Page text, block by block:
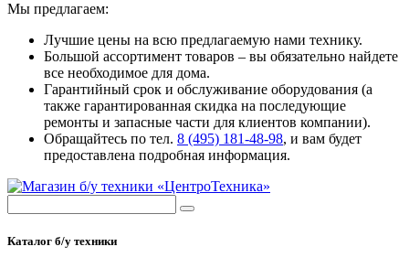
Мы предлагаем:
Лучшие цены на всю предлагаемую нами технику.
Большой ассортимент товаров – вы обязательно найдете
все необходимое для дома.
Гарантийный срок и обслуживание оборудования (а
также гарантированная скидка на последующие
ремонты и запасные части для клиентов компании).
Обращайтесь по тел. 8 (495) 181-48-98, и вам будет
предоставлена подробная информация.
Каталог б/у техники